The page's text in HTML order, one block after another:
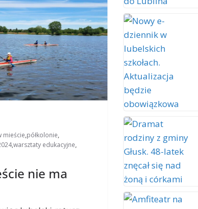
mieście,półkolonie,
,warsztaty edukacyjne,
nie ma